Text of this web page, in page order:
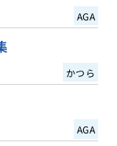
AGA
かつら
AGA